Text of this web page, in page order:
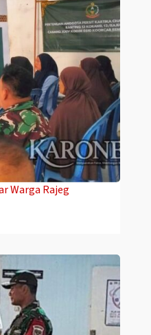
Warga Rajeg